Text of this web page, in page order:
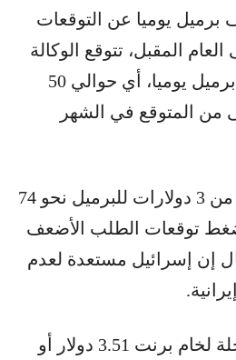
قدره 40 ألف برميل يوميا عن التوقعات
العام المقبل، تتوقع الوكالة
توسعا بمقدار مليون برميل يوميا، أي حوالي 50
من المتوقع في الشهر
وانخفض النفط بأكثر من 3 دولارات للبرميل نحو 74
ضغط توقعات الطلب الأضعف
إن إسرائيل مستعدة لعدم
وانخفضت العقود الآجلة لخام برنت 3.51 دولار أو